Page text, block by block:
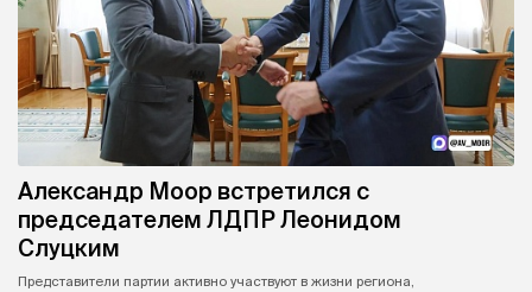
Александр Моор встретился с
председателем ЛДПР Леонидом
Слуцким
Представители партии активно участвуют в жизни региона,